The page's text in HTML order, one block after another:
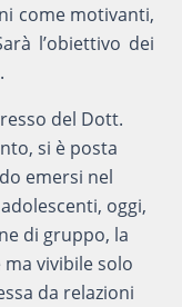
come motivanti,
l’obiettivo dei
del Dott.
si è posta
emersi nel
oggi,
di gruppo, la
vivibile solo
da relazioni